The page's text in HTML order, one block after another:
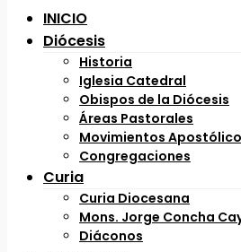
INICIO
Diócesis
Historia
Iglesia Catedral
Obispos de la Diócesis
Áreas Pastorales
Movimientos
Congregaciones
Curia
Curia Diocesana
Mons. Jorge Concha
Diáconos